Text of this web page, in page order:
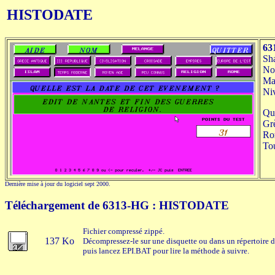
HISTODATE
Dernière mise à jour du logiciel sept 2000.
Téléchargement de 6313-HG : HISTODATE
137 Ko
Fichier compressé zippé.
Décompressez-le sur une disquette ou dans un répertoire
puis lancez EPI.BAT pour lire la méthode à suivre.